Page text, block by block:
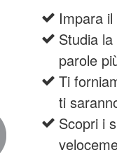
Impara
Studia
parole
Ti
ti
Scopri i